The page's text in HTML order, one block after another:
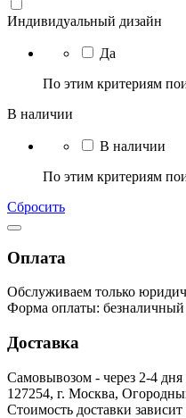
Индивидуальный дизайн
Да
По этим критериям
В наличии
В наличии
По этим критериям
Сбросить
Оплата
Обслуживаем только
Форма оплаты: безналичный
Доставка
Самовывозом - через 2-4
127254, г. Москва,
Стоимость доставки